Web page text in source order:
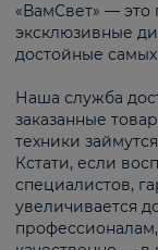
«ВамСвет» —
эксклюзивные
достойные
Наша служба
заказанные
техники
Кстати, если
специалистов,
увеличивается